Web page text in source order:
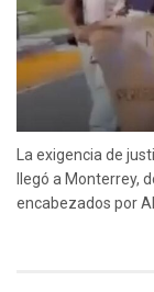
La exigencia de
llegó a Monterrey,
encabezados por